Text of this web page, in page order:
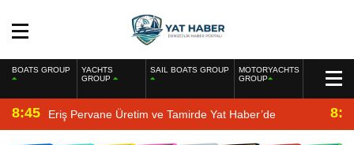
BOATS GROUP
YACHTS
GROUP
SAIL BOATS GROUP
MOTORYACHTS
GROUP
8:45 Eriş Pervane Üretim ve Tamirde Yat Haber’de